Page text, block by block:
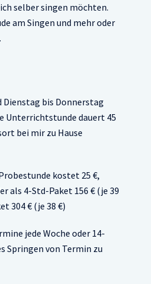
selber singen möchten.
am Singen und mehr oder
bis Donnerstag
Unterrichtstunde dauert 45
bei mir zu Hause
kostet 25 €,
als 4-Std-Paket 156 € (je 39
304 € (je 38 €)
jede Woche oder 14-
Springen von Termin zu